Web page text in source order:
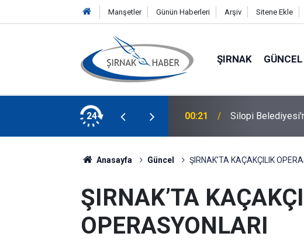
Manşetler Günün Haberleri Arşiv Sitene Ekle
ŞIRNAK GÜNCEL
24
Başvurular Başladı 00:21 Silopi
Anasayfa Güncel ŞIRNAK’TA KAÇAKÇILIK
ŞIRNAK’TA
OPERASYONLARI